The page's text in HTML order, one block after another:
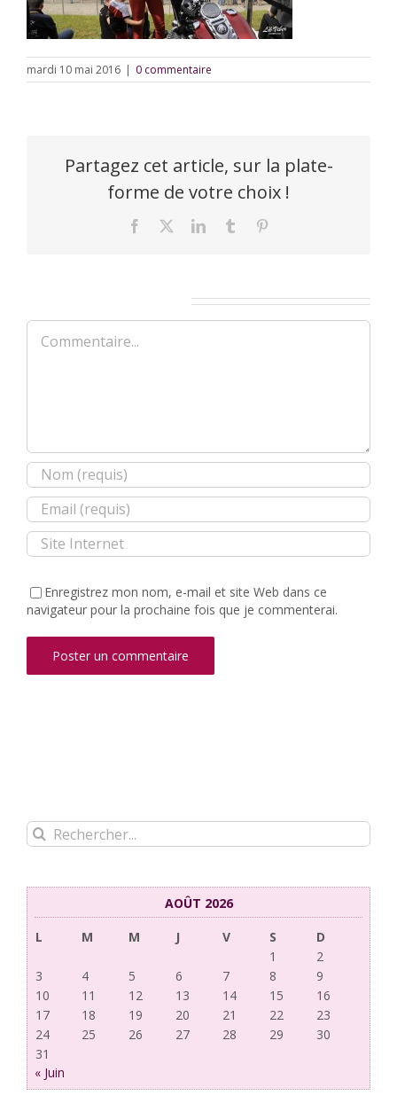
mardi 10 mai 2016 | 0 commentaire
Partagez cet article, sur la plate-
forme de votre choix !
Facebook LinkedInTumblr
Commentaire
Enregistrez mon nom, e-mail et site Web dans ce
navigateur pour la prochaine fois que je commenterai.
Rechercher:
AOÛT 2026
L
M M J V S
D
1
2
3
4 5 6 7 8
9
10
11 12 13 14 15
16
17
18 19 20 21 22
23
24
25 26 27 28 29
30
31
« Juin